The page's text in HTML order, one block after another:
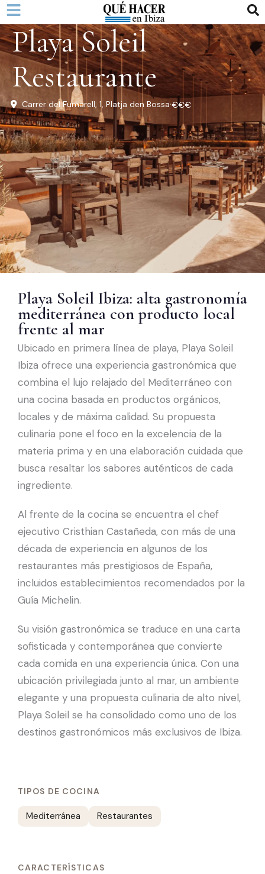
al
contenido
Playa Soleil
Restaurante
Carrer del Fumarell, 1, Platja den Bossa·€€€
Playa Soleil Ibiza: alta gastronomía
mediterránea con producto local
frente al mar
Ubicado en primera línea de playa, Playa Soleil
Ibiza ofrece una experiencia gastronómica que
combina el lujo relajado del Mediterráneo con
una cocina basada en productos orgánicos,
locales y de máxima calidad. Su propuesta
culinaria pone el foco en la excelencia de la
materia prima y en una elaboración cuidada que
busca resaltar los sabores auténticos de cada
ingrediente.
Al frente de la cocina se encuentra el chef
ejecutivo Cristhian Castañeda, con más de una
década de experiencia en algunos de los
restaurantes más prestigiosos de España,
incluidos establecimientos recomendados por la
Guía Michelin.
Su visión gastronómica se traduce en una carta
sofisticada y contemporánea que convierte
cada comida en una experiencia única. Con una
ubicación privilegiada junto al mar, un ambiente
elegante y una propuesta culinaria de alto nivel,
Playa Soleil se ha consolidado como uno de los
destinos gastronómicos más exclusivos de Ibiza.
TIPOS DE COCINA
Mediterránea Restaurantes
CARACTERÍSTICAS